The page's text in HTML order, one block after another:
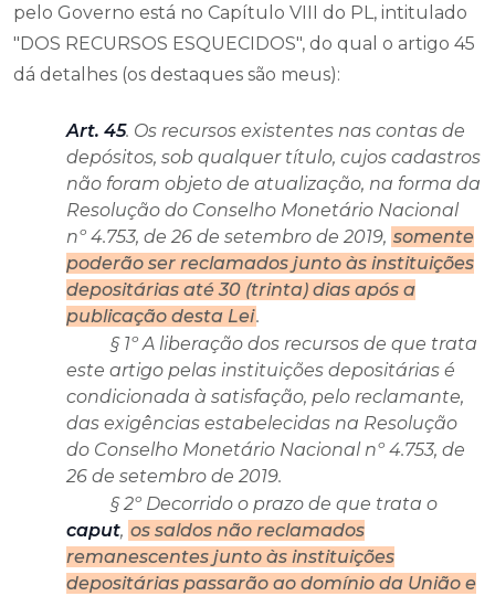
pelo Governo está no Capítulo VIII do PL, intitulado
"DOS RECURSOS ESQUECIDOS", do qual o artigo 45
dá detalhes (os destaques são meus):
Art. 45. Os recursos existentes nas contas de
depósitos, sob qualquer título, cujos cadastros
não foram objeto de atualização, na forma da
Resolução do Conselho Monetário Nacional
nº 4.753, de 26 de setembro de 2019, somente
poderão ser reclamados junto às instituições
depositárias até 30 (trinta) dias após a
publicação desta Lei.
§ 1º A liberação dos recursos de que trata
este artigo pelas instituições depositárias é
condicionada à satisfação, pelo reclamante,
das exigências estabelecidas na Resolução
do Conselho Monetário Nacional nº 4.753, de
26 de setembro de 2019.
§ 2º Decorrido o prazo de que trata o
caput, os saldos não reclamados
remanescentes junto às instituições
depositárias passarão ao domínio da União e